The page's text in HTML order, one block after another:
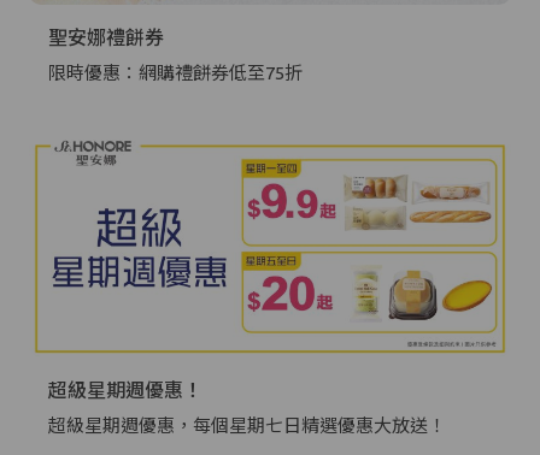
聖安娜禮餅券
限時優惠：網購禮餅券低至75折
超級星期週優惠！
超級星期週優惠，每個星期七日精選優惠大放送！